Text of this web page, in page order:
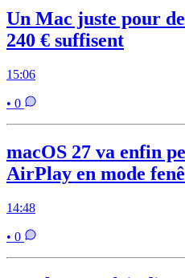
Un Mac juste pour
240 € suffisent
15:06
• 0
macOS 27 va enfin
AirPlay en mode
14:48
• 0